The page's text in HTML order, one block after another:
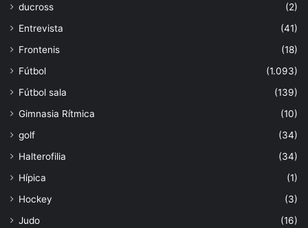
ducross
(2)
Entrevista
(41)
Frontenis
(18)
Fútbol
(1.093)
Fútbol sala
(139)
Gimnasia Rítmica
(10)
golf
(34)
Halterofilia
(34)
Hípica
(1)
Hockey
(3)
Judo
(16)